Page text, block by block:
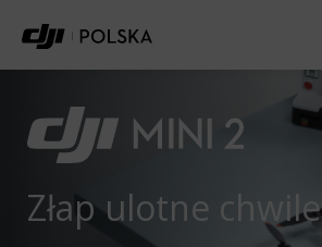
Złap ulotne chwile